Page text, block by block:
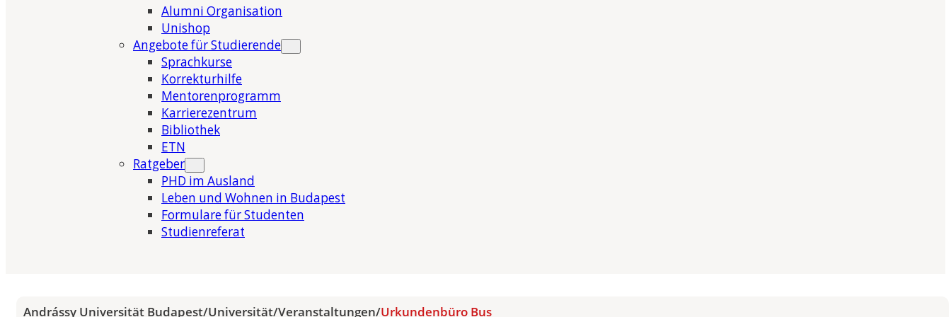
Alumni Organisation
Unishop
Angebote für Studierende
Sprachkurse
Korrekturhilfe
Mentorenprogramm
Karrierezentrum
Bibliothek
ETN
Ratgeber
PHD im Ausland
Leben und Wohnen in Budapest
Formulare für Studenten
Studienreferat
Andrássy Universität Budapest/Universität/Veranstaltungen/Urkundenbüro Bus